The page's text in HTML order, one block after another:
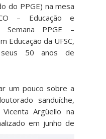
do PPGE) na mesa
– Educação e
Semana PPGE –
Educação da UFSC,
50 anos de
um pouco sobre a
sanduíche,
Argüello na
em junho de